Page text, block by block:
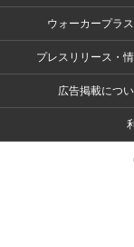
ウォーカープラ
プレスリリース・
広告掲載につ